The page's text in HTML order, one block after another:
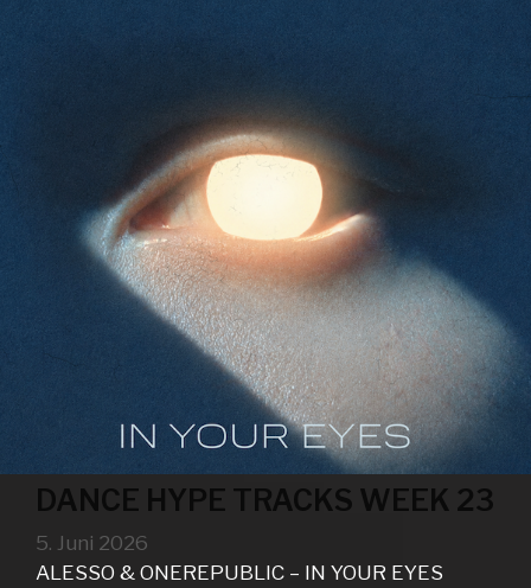
DANCE HYPE TRACKS WEEK 23
5. Juni 2026
ALESSO & ONEREPUBLIC – IN YOUR EYES